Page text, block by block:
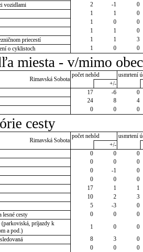
vozidlami
2 -1
0
1 1
0
1 0
0
1 1
0
priecestí
1 1
3
o cyklistoch
1 0 0
miesta - v/mimo obec
Rimavská Sobota
počet nehôd
usmrtení
+/-
17 -6
0
24 8
4
0 0 0
cesty
Rimavská Sobota
počet nehôd
usmrtení
+/-
0 0
0
0 0
0
0 -1
0
0 0
0
17 1
1
10 2
3
5 -3
0
lesné cesty
0 0
0
(parkoviská, príjazdy k
a pod.)
1 0
0
8 3
0
0 0 0